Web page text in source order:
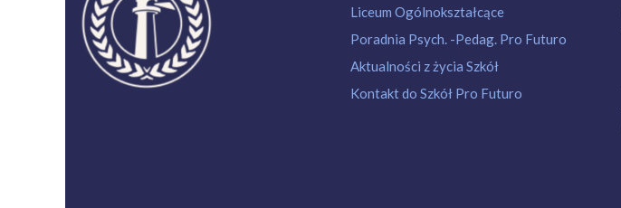
Liceum Ogólnokształcące
Poradnia Psych. -Pedag. Pro Futuro
Aktualności z życia Szkół
Kontakt do Szkół Pro Futuro